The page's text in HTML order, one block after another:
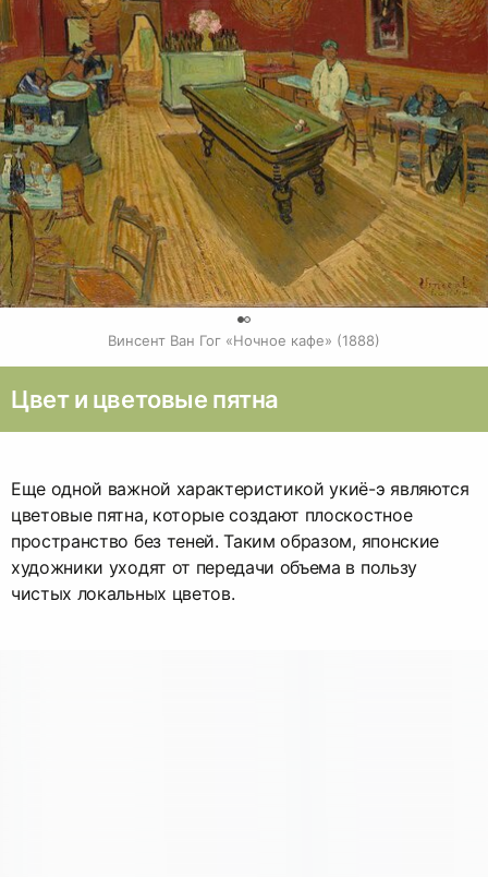
Винсент Ван Гог «Ночное кафе» (1888)
Цвет и цветовые пятна
Еще одной важной характеристикой укиё-э являются
цветовые пятна, которые создают плоскостное
пространство без теней. Таким образом, японские
художники уходят от передачи объема в пользу
чистых локальных цветов.